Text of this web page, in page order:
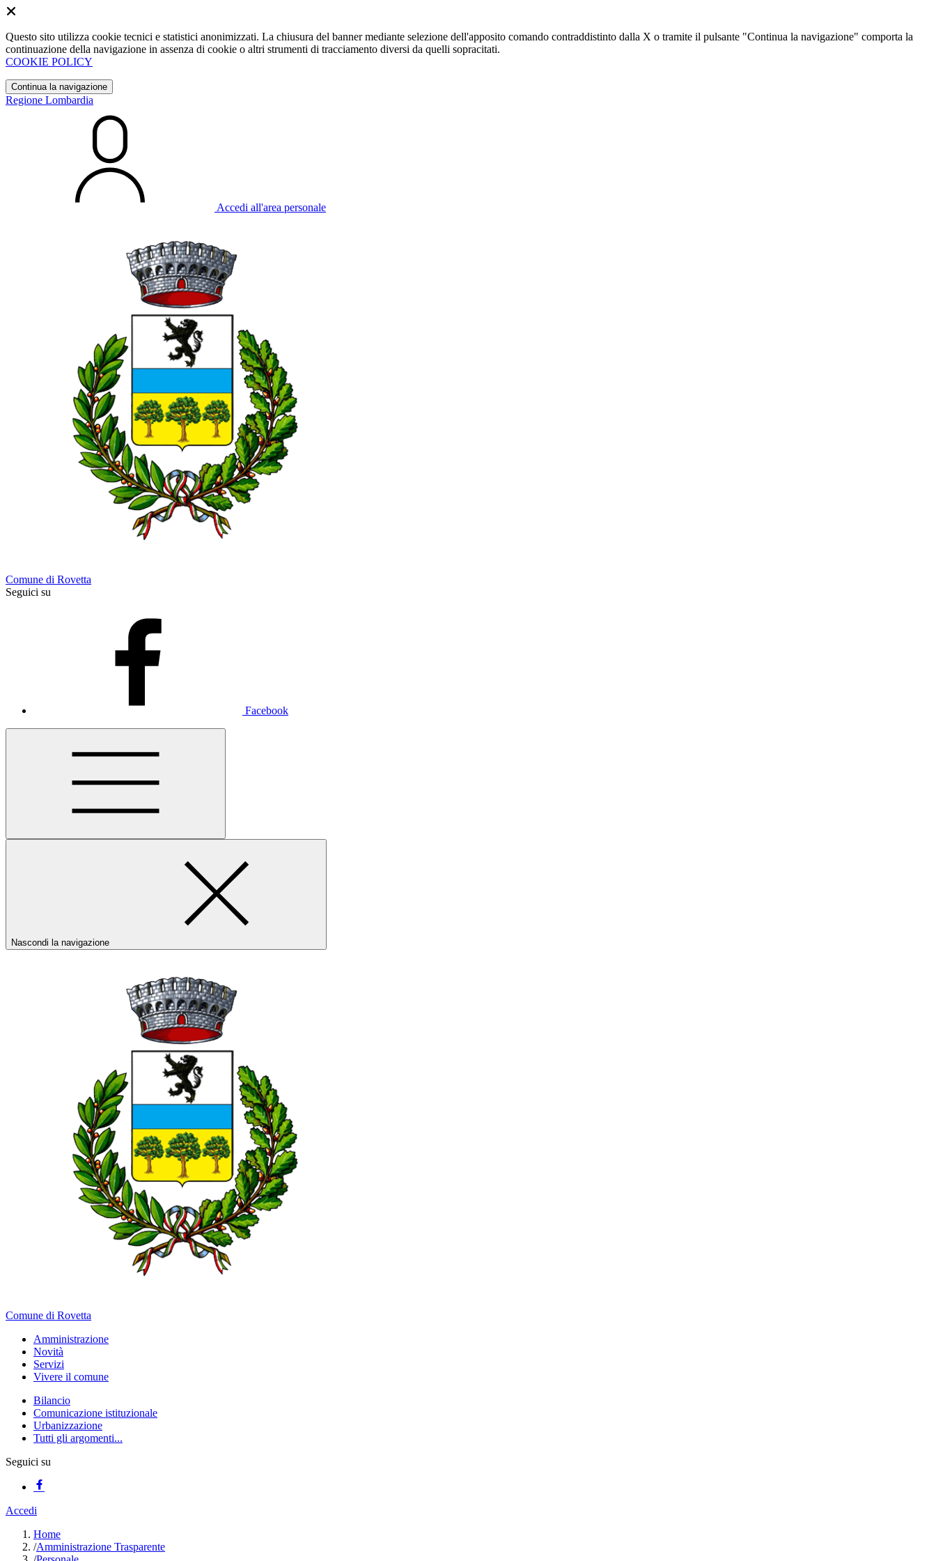
Questo sito utilizza cookie tecnici e statistici anonimizzati. La chiusura del banner mediante selezione dell'apposito comando contraddistinto dalla X o tramite il pulsante "Continua la navigazione" comporta la
continuazione della navigazione in assenza di cookie o altri strumenti di tracciamento diversi da quelli sopracitati.
COOKIE POLICY
Continua la navigazione
Regione Lombardia
Accedi all'area personale
Comune di Rovetta
Seguici su
Facebook
Nascondi la navigazione
Comune di Rovetta
Amministrazione
Novità
Servizi
Vivere il comune
Bilancio
Comunicazione istituzionale
Urbanizzazione
Tutti gli argomenti...
Seguici su
Accedi
Home
/Amministrazione Trasparente